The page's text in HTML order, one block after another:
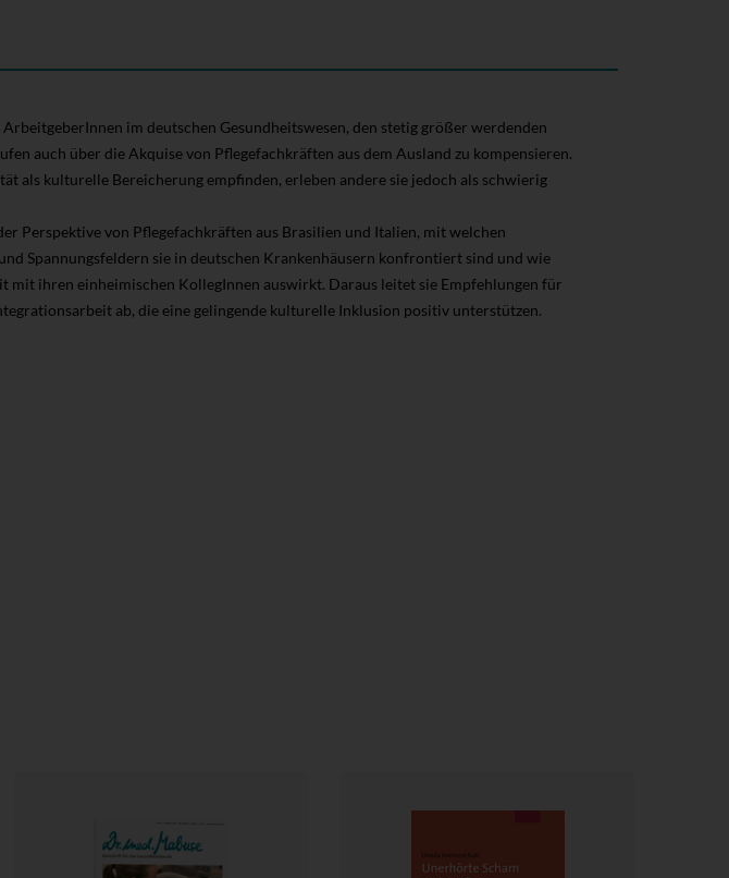
im deutschen Gesundheitswesen, den stetig größer werdenden
auch über die Akquise von Pflegefachkräften aus dem Ausland zu kompensieren.
als kulturelle Bereicherung empfinden, erleben andere sie jedoch als schwierig
Perspektive von Pflegefachkräften aus Brasilien und Italien, mit welchen
Spannungsfeldern sie in deutschen Krankenhäusern konfrontiert sind und wie
mit ihren einheimischen KollegInnen auswirkt. Daraus leitet sie Empfehlungen für
ab, die eine gelingende kulturelle Inklusion positiv unterstützen.